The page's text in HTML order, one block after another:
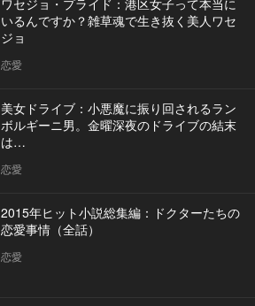
ワセジョ・プライド：港区女子って本当に
いるんですか？雑草魂で生き抜く美人ワセ
ジョ
恋愛
美女ドライブ：小悪魔に振り回されるラン
ボルギーニ男。金曜深夜のドライブの結末
は…
恋愛
2015年ヒット小説総集編：ドクターたちの
恋愛事情（全話）
恋愛